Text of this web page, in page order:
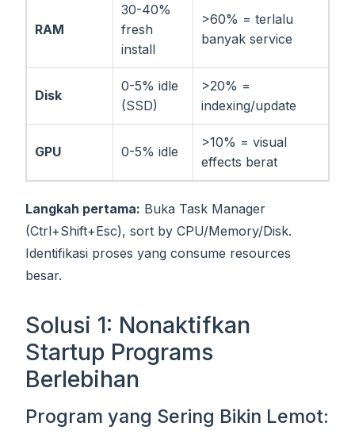
RAM
30-40%
fresh
install
>60% = terlalu
banyak service
Disk
0-5% idle
(SSD)
>20% =
indexing/update
GPU 0-5% idle
>10% = visual
effects berat
Langkah pertama: Buka Task Manager
(Ctrl+Shift+Esc), sort by CPU/Memory/Disk.
Identifikasi proses yang consume resources
besar.
Solusi 1: Nonaktifkan
Startup Programs
Berlebihan
Program yang Sering Bikin Lemot: